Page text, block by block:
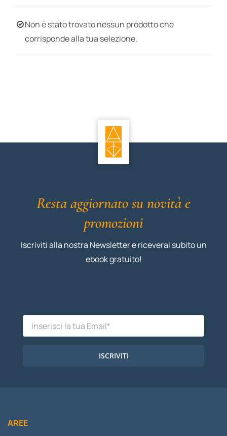
BIOGRAFIE
ATTUALITÀ
Non è stato trovato nessun prodotto che
corrisponde alla tua selezione.
Resta aggiornato su novità e
promozioni
Iscriviti alla nostra Newsletter e riceverai subito un
ebook gratuito!
ISCRIVITI
AREE